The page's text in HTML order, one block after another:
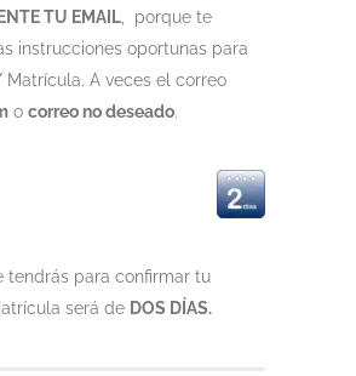
TU EMAIL, porque te
instrucciones oportunas para
Matrícula. A veces el correo
o correo no deseado.
tendrás para confirmar tu
será de DOS DÍAS.